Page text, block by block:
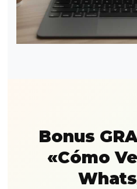
Bonus
«Cómo